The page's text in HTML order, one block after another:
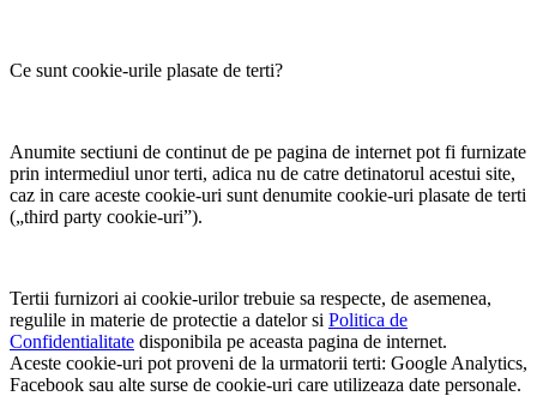
Ce sunt cookie-urile plasate de terti?
Anumite sectiuni de continut de pe pagina de internet pot fi furnizate
prin intermediul unor terti, adica nu de catre detinatorul acestui site,
caz in care aceste cookie-uri sunt denumite cookie-uri plasate de terti
(„third party cookie-uri”).
Tertii furnizori ai cookie-urilor trebuie sa respecte, de asemenea,
regulile in materie de protectie a datelor si Politica de
Confidentialitate disponibila pe aceasta pagina de internet.
Aceste cookie-uri pot proveni de la urmatorii terti: Google Analytics,
Facebook sau alte surse de cookie-uri care utilizeaza date personale.